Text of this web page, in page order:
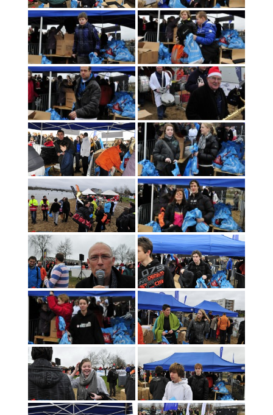
Foto’s 2025
Foto’s 2024
Foto’s 2023
Foto’s 2022
Foto’s 2021
Foto’s 2020
Foto’s 2019
Foto’s 2018
Foto’s 2017
Foto’s 2016
Foto’s 2015
Foto’s 2014